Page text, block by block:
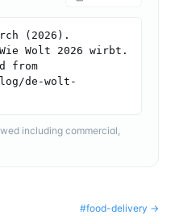
(2026).
Wolt 2026 wirbt.
from
de-wolt-
including commercial,
#food-delivery →